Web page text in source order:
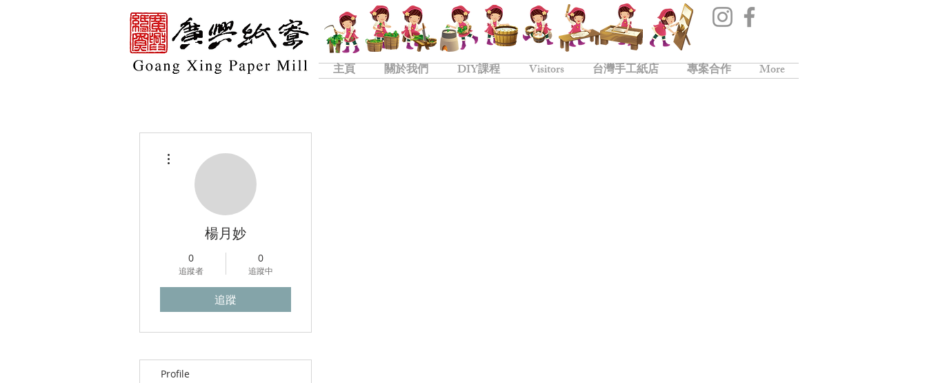
主頁 關於我們 DIY課程 Visitors 台灣手工紙店 專案合作 More
楊月妙
0
追蹤者
0
追蹤中
追蹤
Profile